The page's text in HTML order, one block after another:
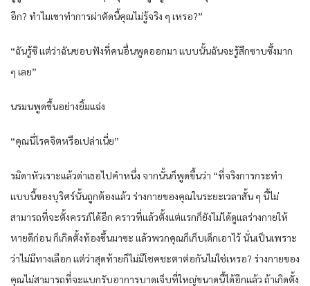
อีก? ทำไมเขาทำการผ่าตัดนี้คุณไม่รู้จริง ๆ เหรอ?”
“ฉันรู้ซิ แต่ว่าฉันชอบฟังที่คนอื่นพูดออกมา แบบนั้นฉันจะรู้สึกซาบซึ้งมาก
ๆ เลย”
นรมนพูดขึ้นอย่างยิ้มแฉ่ง
“คุณนี่โรคจิตหรือเปล่าเนี่ย”
รมิดาหัวเราะแล้วด่าเธอไปคำหนึ่ง จากนั้นก็พูดขึ้นว่า “ที่จริงการกระทำ
แบบนี้ของบุริศร์นั้นถูกต้องแล้ว ร่างกายของคุณในระยะเวลาสั้น ๆ นี้ไม่
สามารถที่จะตั้งครรภ์ได้อีก คราวที่แล้วตั้งแต่แรกก็ยังไม่ได้ดูแลร่างกายให้
หายดีก่อน ก็เกิดตั้งท้องขึ้นมาซะ แล้วพวกคุณก็เก็บเด็กเอาไว้ นั่นเป็นเพราะ
ว่าไม่มีทางเลือก แต่ว่าสุดท้ายก็ไม่มีโชคชะตาต่อกันไม่ใช่เหรอ? ร่างกายของ
คุณไม่สามารถที่จะแบกรับอาการบาดเจ็บที่ใหญ่ขนาดนี้ได้อีกแล้ว ถ้าเกิดตั้ง